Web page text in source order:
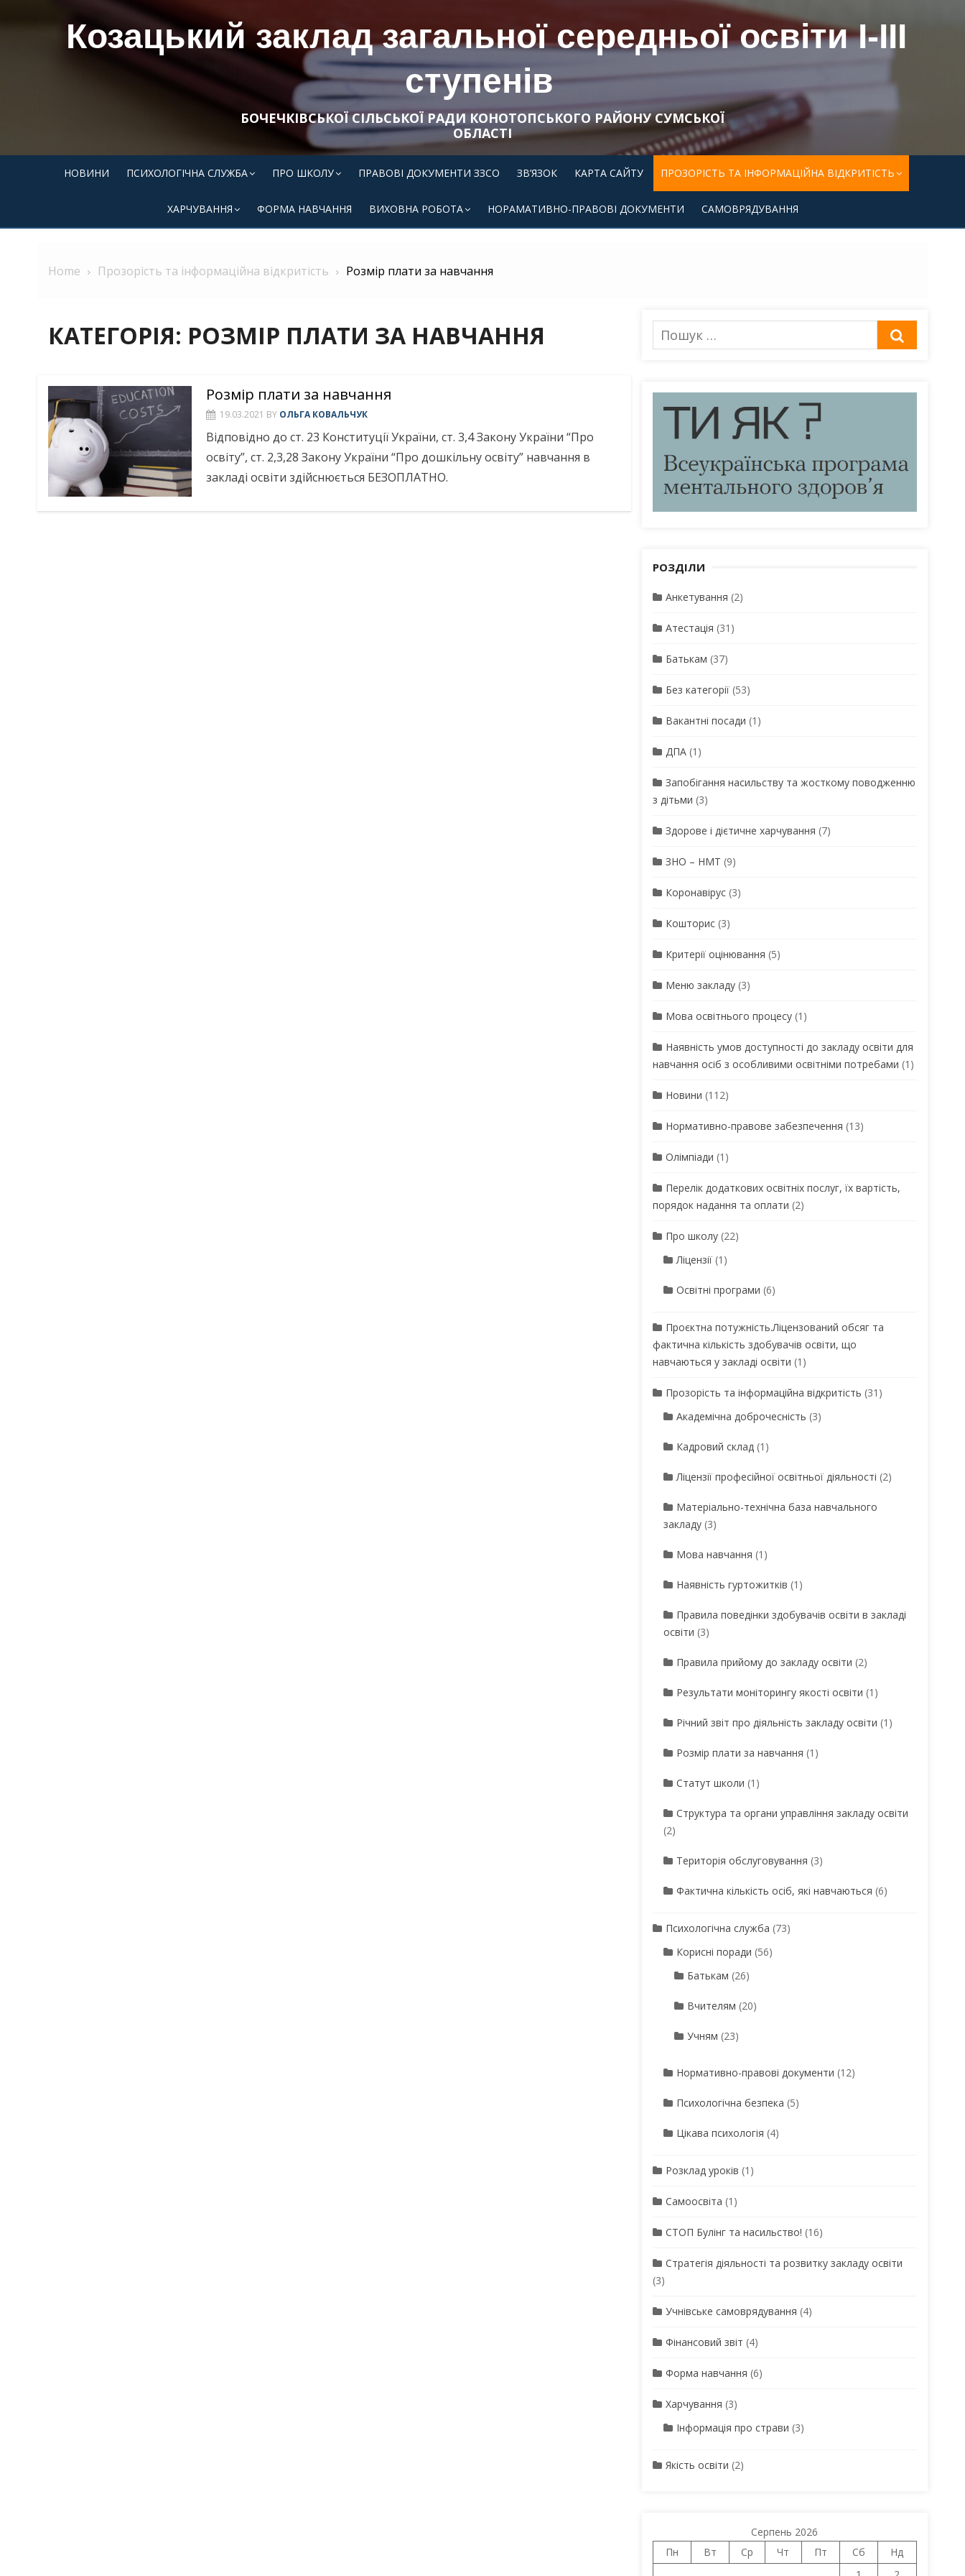
Козацький заклад загальної середньої освіти І-ІІІ
ступенів
БОЧЕЧКІВСЬКОЇ СІЛЬСЬКОЇ РАДИ КОНОТОПСЬКОГО РАЙОНУ СУМСЬКОЇ
ОБЛАСТІ
НОВИНИ ПСИХОЛОГІЧНА СЛУЖБА ПРО ШКОЛУ ПРАВОВІ ДОКУМЕНТИ ЗЗСО ЗВ’ЯЗОК КАРТА САЙТУ ПРОЗОРІСТЬ ТА ІНФОРМАЦІЙНА ВІДКРИТІСТЬ
ХАРЧУВАННЯ ФОРМА НАВЧАННЯ ВИХОВНА РОБОТА НОРАМАТИВНО-ПРАВОВІ ДОКУМЕНТИ САМОВРЯДУВАННЯ
Home Прозорість та інформаційна відкритість Розмір плати за навчання
КАТЕГОРІЯ: РОЗМІР ПЛАТИ ЗА НАВЧАННЯ
Розмір плати за навчання
19.03.2021 BY ОЛЬГА КОВАЛЬЧУК
Відповідно до ст. 23 Конституції України, ст. 3,4 Закону України “Про
освіту”, ст. 2,3,28 Закону України “Про дошкільну освіту” навчання в
закладі освіти здійснюється БЕЗОПЛАТНО.
Пошук
для:
РОЗДІЛИ
Анкетування (2)
Атестація (31)
Батькам (37)
Без категорії(53)
Вакантні посади (1)
ДПА(1)
Запобігання насильству та жосткому поводженню
з дітьми (3)
Здорове і дієтичне харчування (7)
ЗНО – НМТ (9)
Коронавірус(3)
Кошторис(3)
Критерії оцінювання (5)
Меню закладу(3)
Мова освітнього процесу(1)
Наявність умов доступності до закладу освіти для
навчання осіб з особливими освітніми потребами (1)
Новини (112)
Нормативно-правове забезпечення (13)
Олімпіади (1)
Перелік додаткових освітніх послуг, їх вартість,
порядок надання та оплати (2)
Про школу(22)
Ліцензії(1)
Освітні програми (6)
Проєктна потужність.Ліцензований обсяг та
фактична кількість здобувачів освіти, що
навчаються у закладі освіти (1)
Прозорість та інформаційна відкритість (31)
Академічна доброчесність (3)
Кадровий склад(1)
Ліцензії професійної освітньої діяльності (2)
Матеріально-технічна база навчального
закладу(3)
Мова навчання (1)
Наявність гуртожитків (1)
Правила поведінки здобувачів освіти в закладі
освіти (3)
Правила прийому до закладу освіти (2)
Результати моніторингу якості освіти (1)
Річний звіт про діяльність закладу освіти (1)
Розмір плати за навчання (1)
Статут школи (1)
Структура та органи управління закладу освіти
(2)
Територія обслуговування (3)
Фактична кількість осіб, які навчаються (6)
Психологічна служба (73)
Корисні поради (56)
Батькам (26)
Вчителям (20)
Учням (23)
Нормативно-правові документи (12)
Психологічна безпека (5)
Цікава психологія (4)
Розклад уроків (1)
Самоосвіта (1)
СТОП Булінг та насильство! (16)
Стратегія діяльності та розвитку закладу освіти
(3)
Учнівське самоврядування (4)
Фінансовий звіт (4)
Форма навчання (6)
Харчування (3)
Інформація про страви (3)
Якість освіти (2)
Серпень 2026
Пн
Вт Ср Чт Пт Сб
Нд